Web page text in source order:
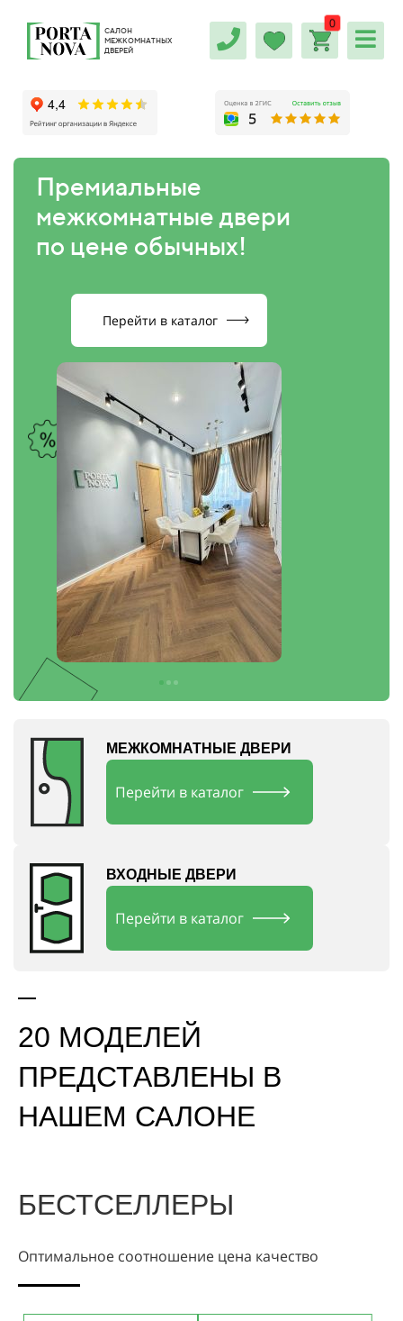
САЛОН
МЕЖКОМНАТНЫХ
ДВЕРЕЙ
0
Перейти в каталог
Премиальные
межкомнатные двери
по цене обычных!
МЕЖКОМНАТНЫЕ ДВЕРИ
Перейти в каталог
ВХОДНЫЕ ДВЕРИ
Перейти в каталог
20 МОДЕЛЕЙ
ПРЕДСТАВЛЕНЫ В
НАШЕМ САЛОНЕ
БЕСТСЕЛЛЕРЫ
Оптимальное соотношение цена качество